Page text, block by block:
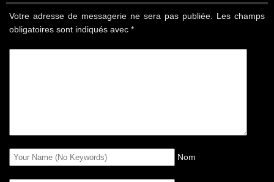
Votre adresse de messagerie ne sera pas publiée.
Les champs
obligatoires sont indiqués avec *
Nom